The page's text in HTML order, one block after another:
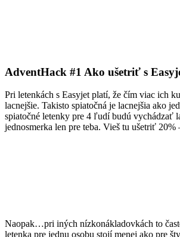
AdventHack #1 Ako ušetriť s
Pri letenkách s Easyjet platí, že čím viac ich
lacnejšie. Takisto spiatočná je lacnejšia ako
spiatočné letenky pre 4 ľudí budú vychádzať
jednosmerka len pre teba. Vieš tu ušetriť 20%
Naopak…pri iných nízkonákladovkách to
letenka pre jednu osobu stojí menej ako pre